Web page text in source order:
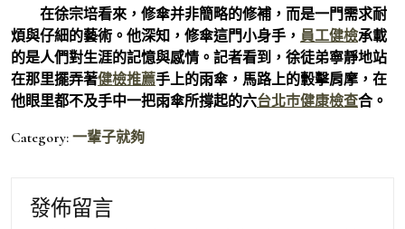
在徐宗培看來，修傘并非簡略的修補，而是一門需求耐
煩與仔細的藝術。他深知，修傘這門小身手， 員工健檢承載
的是人們對生涯的記憶與感情。記者看到，徐徒弟寧靜地站
在那里擺弄著健檢推薦手上的雨傘，馬路上的轂擊肩摩，在
他眼里都不及手中一把雨傘所撐起的六台北巿健康檢查合。
Category: 一輩子就夠
發佈留言